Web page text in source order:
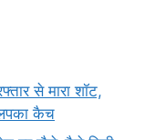
से मारा शॉट,
लपका कैच